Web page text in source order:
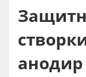
анодир